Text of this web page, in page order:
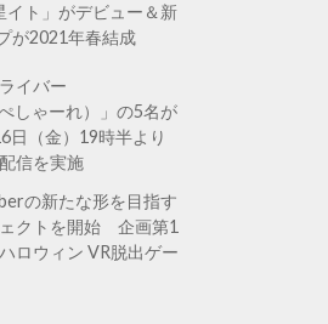
ト」がデビュー＆新
が2021年春結成
イバー
しゃーれ）」の5名が
（金）19時半より
信を実施
の新たな形を目指す
ェクトを開始 企画第1
ロウィン VR脱出ゲー